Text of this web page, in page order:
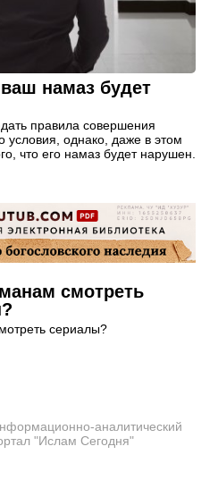
намаз будет
правила совершения
условия, однако, даже в этом
что его намаз будет нарушен.
смотреть
сериалы?
аналитический
"Ислам Сегодня"